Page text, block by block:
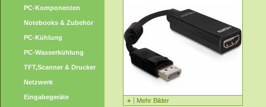
PC-Komponenten
Notebooks & Zubehör
PC-Kühlung
PC-Wasserkühlung
TFT,Scanner & Drucker
Netzwerk
Eingabegeräte + Mehr Bilder